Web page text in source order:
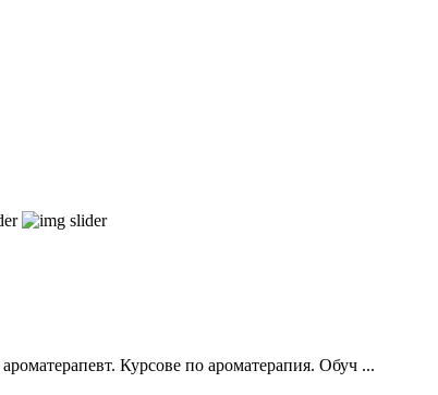
Курсове по ароматерапия. Обуч ...